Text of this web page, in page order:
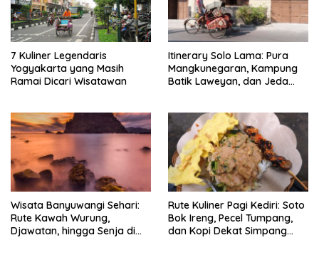
7 Kuliner Legendaris
Yogyakarta yang Masih
Ramai Dicari Wisatawan
Itinerary Solo Lama: Pura
Mangkunegaran, Kampung
Batik Laweyan, dan Jeda
Wisata Banyuwangi Sehari:
Rute Kawah Wurung,
Djawatan, hingga Senja di
Rute Kuliner Pagi Kediri: Soto
Bok Ireng, Pecel Tumpang,
dan Kopi Dekat Simpang